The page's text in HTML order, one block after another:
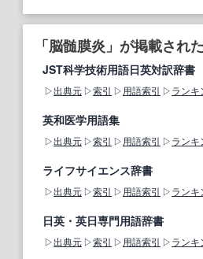
「脳髄膜炎」が掲載され
JST科学技術用語日英対訳辞書
出典元 索引 用語索引 ランキ
英和医学用語集
出典元 索引 用語索引 ランキ
ライフサイエンス辞書
出典元 索引 用語索引 ランキ
日英・英日専門用語辞書
出典元 索引 用語索引 ランキ